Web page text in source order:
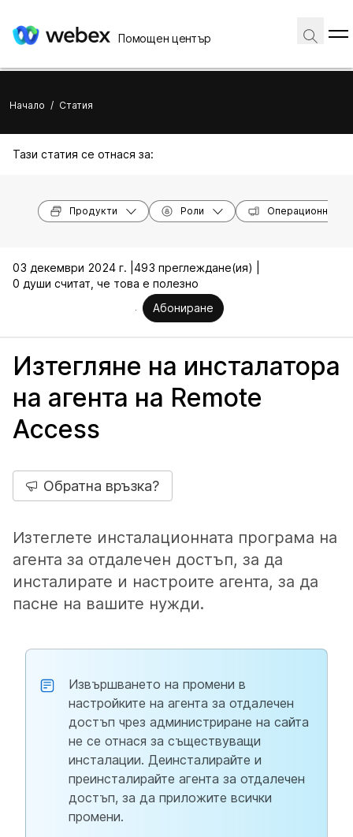
Помощен център
Начало / Статия
Тази статия се отнася за:
Продукти Роли Операционни
03 декември 2024 г. | 493 преглеждане(ия) |
0 души считат, че това е полезно
Абониране
Изтегляне на инсталатора
на агента на Remote
Access
Обратна връзка?
Изтеглете инсталационната програма на
агента за отдалечен достъп, за да
инсталирате и настроите агента, за да
пасне на вашите нужди.
Извършването на промени в
настройките на агента за отдалечен
достъп чрез администриране на сайта
не се отнася за съществуващи
инсталации. Деинсталирайте и
преинсталирайте агента за отдалечен
достъп, за да приложите всички
промени.